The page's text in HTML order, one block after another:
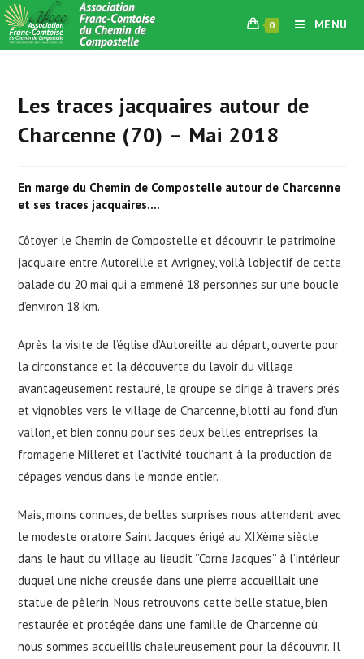
Skip
to
content
0 MENU
Les traces jacquaires autour de
Charcenne (70) – Mai 2018
En marge du Chemin de Compostelle autour de Charcenne
et ses traces jacquaires….
Côtoyer le Chemin de Compostelle et découvrir le patrimoine
jacquaire entre Autoreille et Avrigney, voilà l’objectif de cette
balade du 20 mai qui a emmené 18 personnes sur une boucle
d’environ 18 km.
Après la visite de l’église d’Autoreille au départ, ouverte pour
la circonstance et la découverte du lavoir du village
avantageusement restauré, le groupe se dirige à travers prés
et vignobles vers le village de Charcenne, blotti au fond d’un
vallon, et bien connu pour ses deux belles entreprises la
fromagerie Milleret et l’activité touchant à la production de
cépages vendus dans le monde entier.
Mais, moins connues, de belles surprises nous attendent avec
le modeste oratoire Saint Jacques érigé au XIXème siècle
dans le haut du village au lieudit ’’Corne Jacques’’ à l’intérieur
duquel une niche creusée dans une pierre accueillait une
statue de pèlerin. Nous retrouvons cette belle statue, bien
restaurée et protégée dans une famille de Charcenne où
nous sommes accueillis chaleureusement pour la découvrir. Il